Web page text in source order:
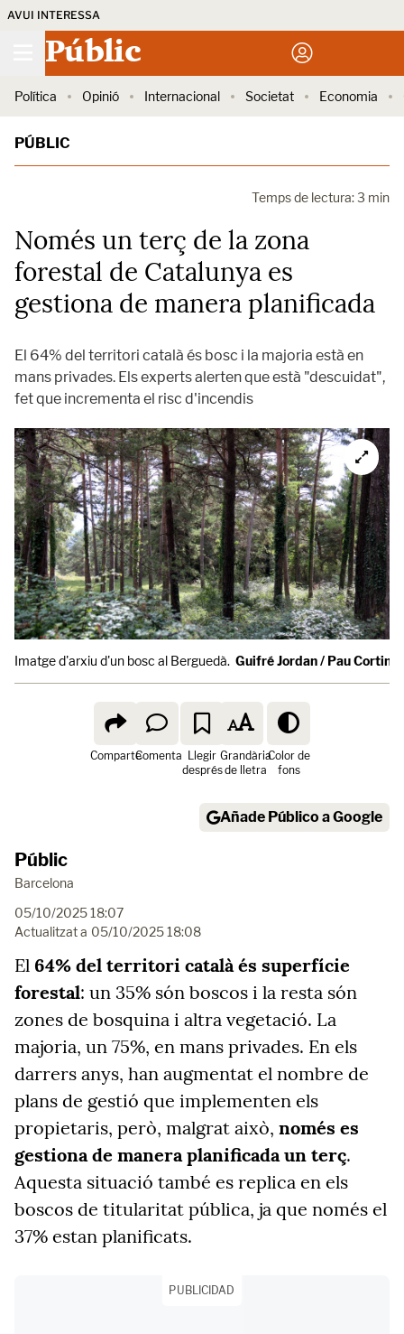
AVUI INTERESSA
Públic
Política Opinió Internacional Societat Economia
PÚBLIC
Temps de lectura: 3 min
Només un terç de la zona
forestal de Catalunya es
gestiona de manera planificada
El 64% del territori català és bosc i la majoria està en
mans privades. Els experts alerten que està "descuidat",
fet que incrementa el risc d'incendis
Imatge d'arxiu d'un bosc al Berguedà. Guifré Jordan / Pau
ComparteComenta Llegir
després
Grandària
de lletra
Color de
fons
Añade Público a Google
Públic
Barcelona
05/10/2025 18:07
Actualitzat a 05/10/2025 18:08
El 64% del territori català és superfície
forestal: un 35% són boscos i la resta són
zones de bosquina i altra vegetació. La
majoria, un 75%, en mans privades. En els
darrers anys, han augmentat el nombre de
plans de gestió que implementen els
propietaris, però, malgrat això, només es
gestiona de manera planificada un terç.
Aquesta situació també es replica en els
boscos de titularitat pública, ja que només el
37% estan planificats.
PUBLICIDAD